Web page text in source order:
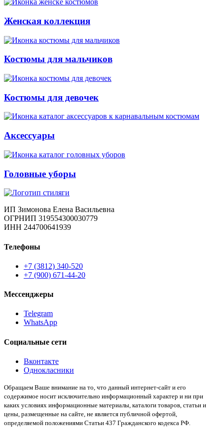
Женская коллекция
Костюмы для мальчиков
Костюмы для девочек
Аксессуары
Головные уборы
ИП Зимонова Елена Васильевна
ОГРНИП 319554300030779
ИНН 244700641939
Телефоны
+7 (3812) 340-520
+7 (900) 671-44-20
Мессенджеры
Telegram
WhatsApp
Социальные сети
Вконтакте
Однокласники
Обращаем Ваше внимание на то, что данный интернет-сайт и его
содержимое носит исключительно информационный характер и ни при
каких условиях информационные материалы, каталоги товаров, статьи и
цены, размещенные на сайте, не является публичной офертой,
определяемой положениями Статьи 437 Гражданского кодекса РФ.